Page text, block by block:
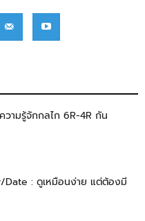
ามรู้จักกลไก 6R-4R กัน
Date : ดูเหมือนง่าย แต่ต้องมี